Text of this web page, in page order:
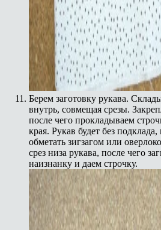
Берем заготовку рукава.
внутрь, совмещая срезы.
после чего прокладываем
края. Рукав будет без
обметать зигзагом или
срез низа рукава, после чего
наизнанку и даем строчку.